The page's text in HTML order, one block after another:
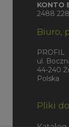
KONTO
2488
Biuro,
PROFIL
ul.
44-240
Polska
Pliki